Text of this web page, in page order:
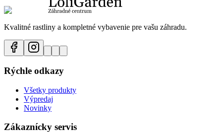
Kvalitné rastliny a kompletné vybavenie pre vašu záhradu.
Rýchle odkazy
Všetky produkty
Výpredaj
Novinky
Zákaznícky servis